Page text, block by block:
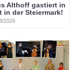
Althoff gastiert in
in der Steiermark!
2026